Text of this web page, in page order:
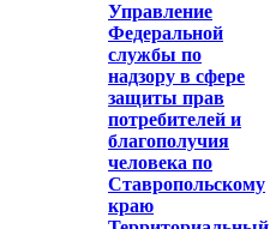
Управление
Федеральной
службы по
надзору в сфере
защиты прав
потребителей и
благополучия
человека по
Ставропольскому
краю